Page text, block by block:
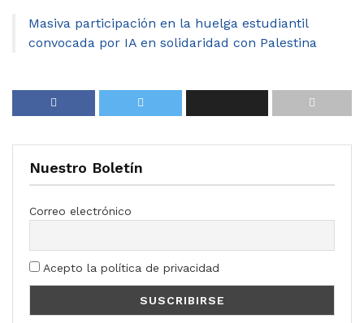
Masiva participación en la huelga estudiantil
convocada por IA en solidaridad con Palestina
Nuestro Boletín
Correo electrónico
Acepto la política de privacidad